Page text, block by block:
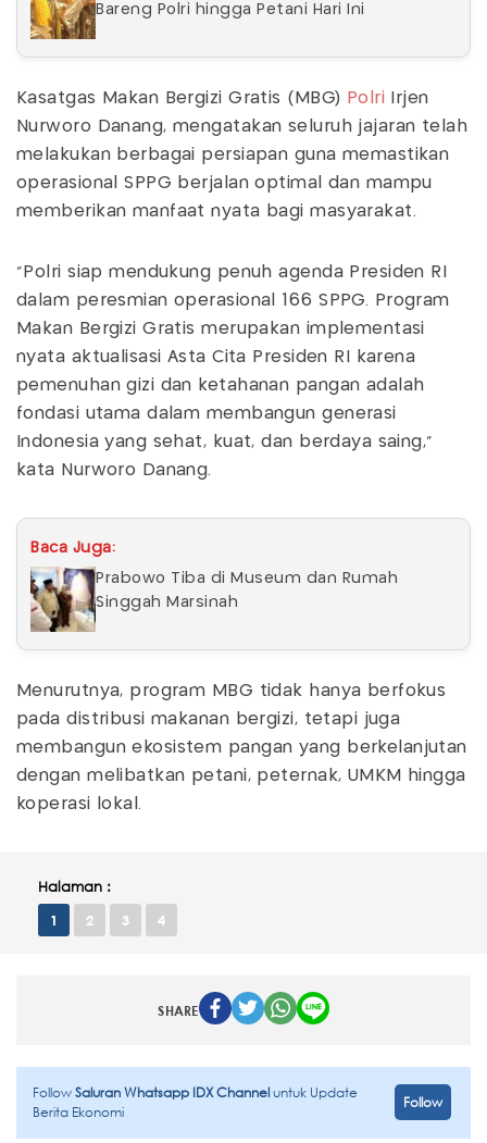
Bareng Polri hingga Petani Hari Ini
Kasatgas Makan Bergizi Gratis (MBG) Polri Irjen
Nurworo Danang, mengatakan seluruh jajaran telah
melakukan berbagai persiapan guna memastikan
operasional SPPG berjalan optimal dan mampu
memberikan manfaat nyata bagi masyarakat.
“Polri siap mendukung penuh agenda Presiden RI
dalam peresmian operasional 166 SPPG. Program
Makan Bergizi Gratis merupakan implementasi
nyata aktualisasi Asta Cita Presiden RI karena
pemenuhan gizi dan ketahanan pangan adalah
fondasi utama dalam membangun generasi
Indonesia yang sehat, kuat, dan berdaya saing,”
kata Nurworo Danang.
Baca Juga:
Prabowo Tiba di Museum dan Rumah
Singgah Marsinah
Menurutnya, program MBG tidak hanya berfokus
pada distribusi makanan bergizi, tetapi juga
membangun ekosistem pangan yang berkelanjutan
dengan melibatkan petani, peternak, UMKM hingga
koperasi lokal.
Halaman :
1 2 3 4
SHARE
FollowSaluran Whatsapp IDX Channeluntuk Update
Berita Ekonomi
Follow